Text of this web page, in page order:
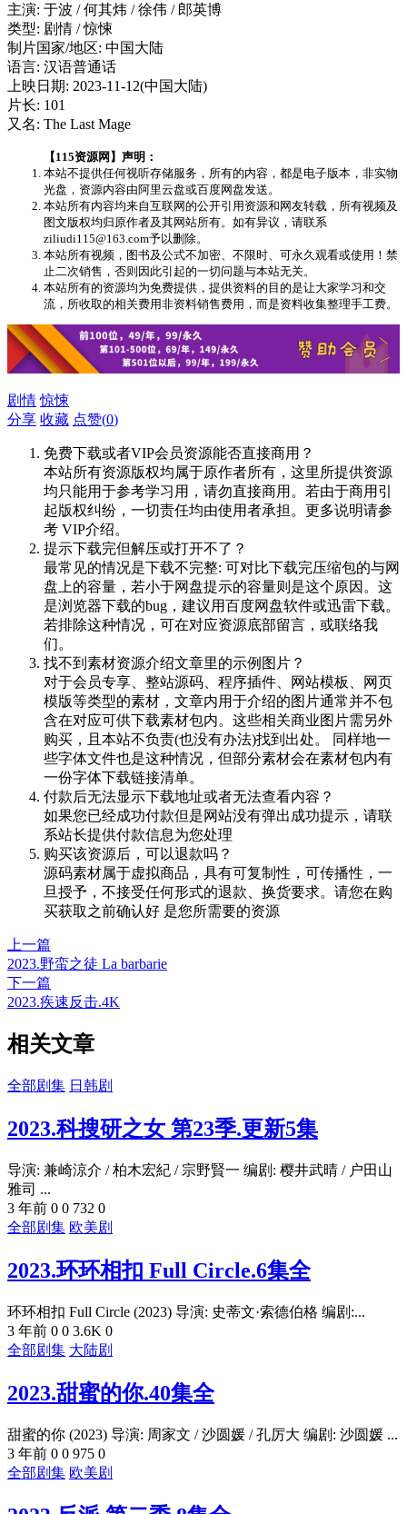
主演: 于波 / 何其炜 / 徐伟 / 郎英博
类型: 剧情 / 惊悚
制片国家/地区: 中国大陆
语言: 汉语普通话
上映日期: 2023-11-12(中国大陆)
片长: 101
又名: The Last Mage
【115资源网】声明：
本站不提供任何视听存储服务，所有的内容，都是电子版本，非实物
光盘，资源内容由阿里云盘或百度网盘发送。
本站所有内容均来自互联网的公开引用资源和网友转载，所有视频及
图文版权均归原作者及其网站所有。如有异议，请联系
ziliudi115@163.com予以删除。
本站所有视频，图书及公式不加密、不限时、可永久观看或使用！禁
止二次销售，否则因此引起的一切问题与本站无关。
本站所有的资源均为免费提供，提供资料的目的是让大家学习和交
流，所收取的相关费用非资料销售费用，而是资料收集整理手工费。
剧情 惊悚
分享 收藏 点赞(0)
免费下载或者VIP会员资源能否直接商用？
本站所有资源版权均属于原作者所有，这里所提供资源
均只能用于参考学习用，请勿直接商用。若由于商用引
起版权纠纷，一切责任均由使用者承担。更多说明请参
考 VIP介绍。
提示下载完但解压或打开不了？
最常见的情况是下载不完整: 可对比下载完压缩包的与网
盘上的容量，若小于网盘提示的容量则是这个原因。这
是浏览器下载的bug，建议用百度网盘软件或迅雷下载。
若排除这种情况，可在对应资源底部留言，或联络我
们。
找不到素材资源介绍文章里的示例图片？
对于会员专享、整站源码、程序插件、网站模板、网页
模版等类型的素材，文章内用于介绍的图片通常并不包
含在对应可供下载素材包内。这些相关商业图片需另外
购买，且本站不负责(也没有办法)找到出处。 同样地一
些字体文件也是这种情况，但部分素材会在素材包内有
一份字体下载链接清单。
付款后无法显示下载地址或者无法查看内容？
如果您已经成功付款但是网站没有弹出成功提示，请联
系站长提供付款信息为您处理
购买该资源后，可以退款吗？
源码素材属于虚拟商品，具有可复制性，可传播性，一
旦授予，不接受任何形式的退款、换货要求。请您在购
买获取之前确认好 是您所需要的资源
上一篇
2023.野蛮之徒 La barbarie
下一篇
2023.疾速反击.4K
相关文章
全部剧集 日韩剧
2023.科搜研之女 第23季.更新5集
导演: 兼崎涼介 / 柏木宏紀 / 宗野賢一 编剧: 樱井武晴 / 户田山
雅司 ...
3 年前 0 0 732 0
全部剧集 欧美剧
2023.环环相扣 Full Circle‎.6集全
环环相扣 Full Circle (2023) 导演: 史蒂文·索德伯格 编剧:...
3 年前 0 0 3.6K 0
全部剧集 大陆剧
2023.甜蜜的你.40集全
甜蜜的你 (2023) 导演: 周家文 / 沙圆媛 / 孔厉大 编剧: 沙圆媛 ...
3 年前 0 0 975 0
全部剧集 欧美剧